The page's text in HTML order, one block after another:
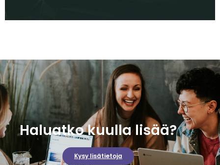
Haluatko kuulla lisää?
Kysy lisätietoja